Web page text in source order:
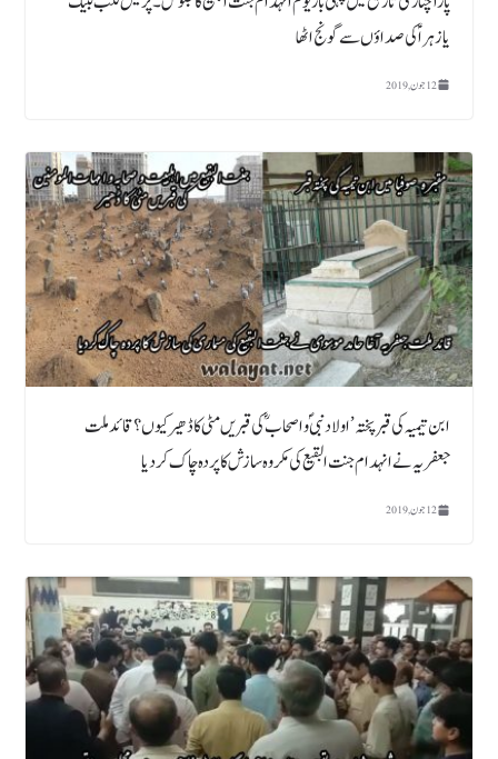
یازہراؑ کی صداؤں سے گونج اٹھا
12 جون, 2019
ابن تیمیہ کی قبر پختہ’ اولاد نبیؐ و اصحاب ؓ کی قبریں مٹی کا ڈھیر کیوں ؟ قائد ملت
جعفریہ نے انہدام جنت البقیع کی مکروہ سازش کا پردہ چاک کردیا
12 جون, 2019